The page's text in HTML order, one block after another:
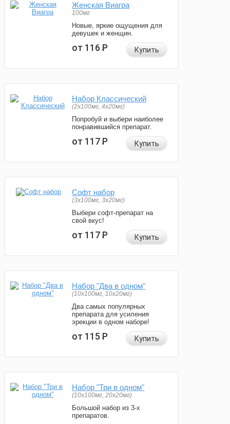
Женская Виагра
100мг
Новые, яркие ощущения для
девушек и женщин.
от 116Р Купить
Набор Классический
(2x100мг, 4x20мг)
Попробуй и выбери наиболее
понравившийся препарат.
от 117Р Купить
Софт набор
(3x100мг, 3x20мг)
Выбери софт-препарат на
свой вкус!
от 117Р Купить
Набор "Два в одном"
(10x100мг, 10x20мг)
Два самых популярных
препарата для усиления
эрекции в одном наборе!
от 115Р Купить
Набор "Три в одном"
(10x100мг, 20x20мг)
Большой набор из 3-х
препаратов.